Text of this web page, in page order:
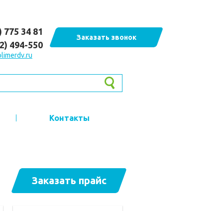
775 34 81
494-550
Заказать звонок
Контакты
Заказать прайс